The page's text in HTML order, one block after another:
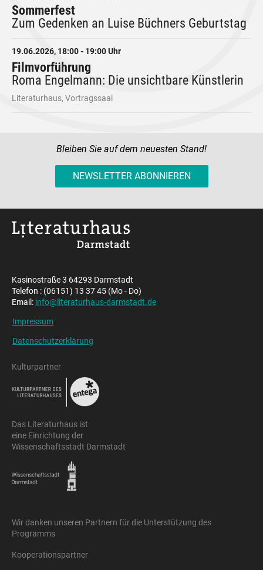
Sommerfest
Zum Gedenken an Luise Büchners Geburtstag
19.06.2026, 18:00 - 19:00 Uhr
Filmvorführung
Roma Engelmann: Die unsichtbare Künstlerin
Literaturhaus, Vortragssaal
Bleiben Sie auf dem neuesten Stand!
NEWSLETTER ABONNIEREN
Kasinostraße 3 64293 Darmstadt
Telefon : (06151) 13 37 45 (Mo - Do)
Email: info@literaturhaus-darmstadt.de
Impressum
Datenschutzerklärung
Kulturpartner
Das Literaturhaus ist
eine Einrichtung der
Wissenschaftsstadt Darmstadt
Wir danken unseren Partnern für die Unterstützung des
Programms
Kooperationspartner